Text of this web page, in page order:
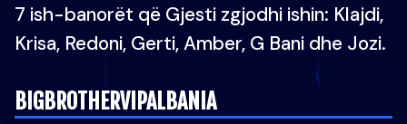
7 ish-banorët që Gjesti zgjodhi ishin: Klajdi,
Krisa, Redoni, Gerti, Amber, G Bani dhe Jozi.
BIGBROTHERVIPALBANIA